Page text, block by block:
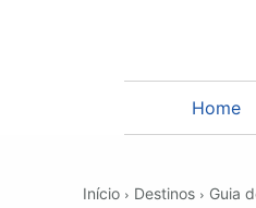
Home
Início Destinos Guia